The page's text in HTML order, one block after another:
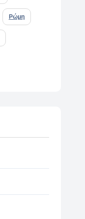
Ρώμη